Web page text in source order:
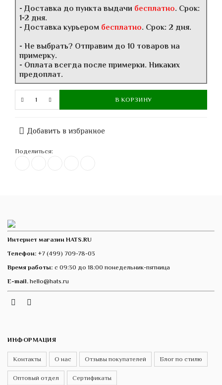
- Доставка до пункта выдачи бесплатно. Срок:
1-2 дня.
- Доставка курьером бесплатно. Срок: 2 дня.
- Не выбрать? Отправим до 10 товаров на
примерку.
- Оплата всегда после примерки. Никаких
предоплат.
В КОРЗИНУ
Добавить в избранное
Поделиться:
Интернет магазин HATS.RU
Телефон: +7 (499) 709-78-03
Время работы: с 09:30 до 18:00 понедельник-пятница
E-mail. hello@hats.ru
Instagram
ИНФОРМАЦИЯ
Контакты О нас Отзывы покупателей Блог по стилю
Оптовый отдел Сертификаты